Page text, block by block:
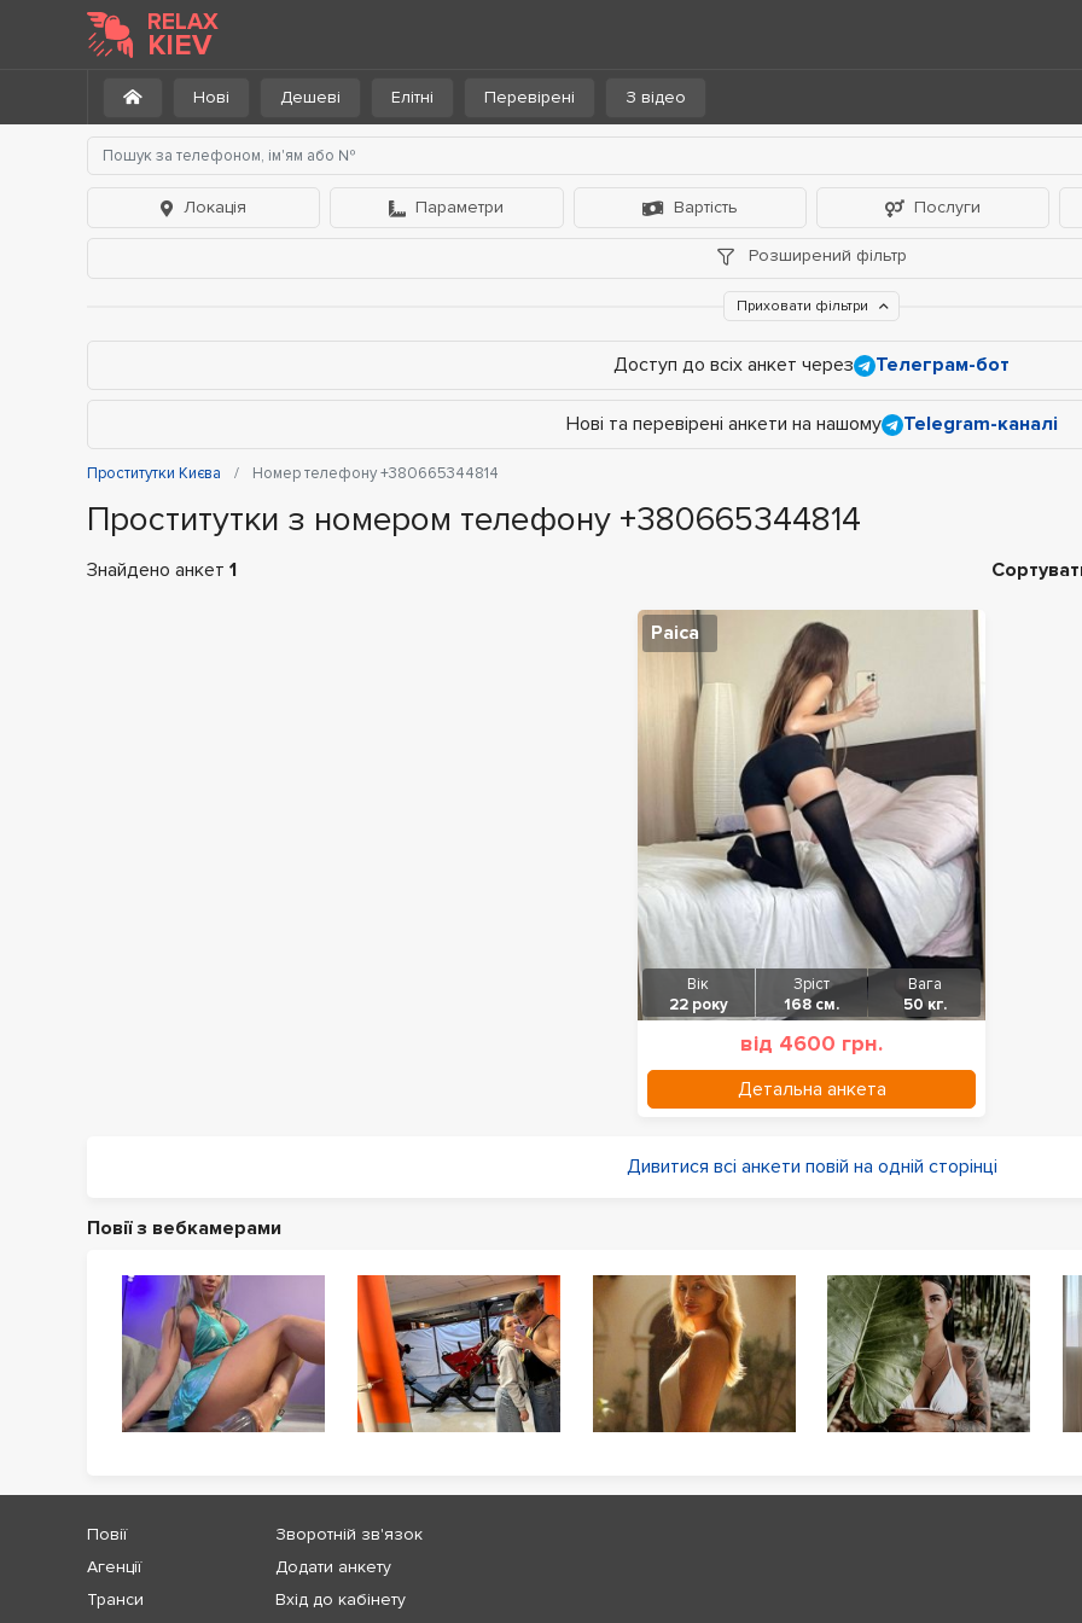
RELAX
KIEV
Нові Дешеві Елітні Перевірені З відео
Локація Параметри Вартість Послуги
Розширений фільтр
Приховати фільтри
Доступ до всіх анкет через Телеграм-бот
Нові та перевірені анкети на нашому Telegram-каналі
Проститутки Києва Номер телефону +380665344814
Проститутки з номером телефону +380665344814
Знайдено анкет 1
Раіса
Вік
22 року
Зріст
168 см.
Вага
50 кг.
від 4600 грн.
Детальна анкета
Дивитися всі анкети повій на одній сторінці
Повії з вебкамерами
Повії
Агенції
Транси
Зворотній зв'язок
Додати анкету
Вхід до кабінету